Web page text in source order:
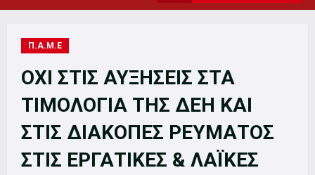
Menu
Π.Α.Μ.Ε
ΟΧΙ ΣΤΙΣ ΑΥΞΗΣΕΙΣ ΣΤΑ
ΤΙΜΟΛΟΓΙΑ ΤΗΣ ΔΕΗ ΚΑΙ
ΣΤΙΣ ΔΙΑΚΟΠΕΣ ΡΕΥΜΑΤΟΣ
ΣΤΙΣ ΕΡΓΑΤΙΚΕΣ & ΛΑΪΚΕΣ